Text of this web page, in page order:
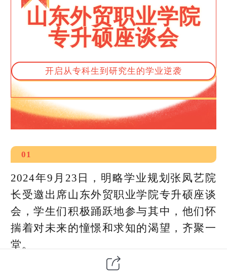
山东外贸职业学院
专升硕座谈会
开启从专科生到研究生的学业逆袭
01
2024年9月23日，明略学业规划张凤艺院
长受邀出席山东外贸职业学院专升硕座谈
会，学生们积极踊跃地参与其中，他们怀
揣着对未来的憧憬和求知的渴望，齐聚一
堂。